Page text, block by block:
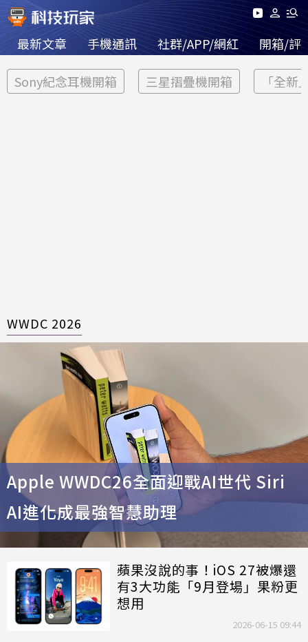
最新文章 手機通訊 社群/APP/網紅 開箱/評
Sony紀念耳機開箱 三星摺疊機開箱 「全新
WWDC 2026
Apple WWDC26全面迎戰AI世代 Siri
AI進化成最強智慧助理
蘋果沒說的事！iOS 27被爆還
有3大功能「9月登場」果粉更
想用
2026-06-15 09:44